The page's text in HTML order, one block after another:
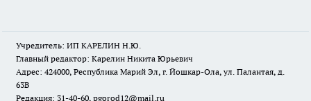
Учредитель: ИП КАРЕЛИН Н.Ю.
Главный редактор: Карелин Никита Юрьевич
Адрес: 424000, Республика Марий Эл, г. Йошкар-Ола, ул. Палантая, д.
63В
Редакция: 31-40-60, pgorod12@mail.ru